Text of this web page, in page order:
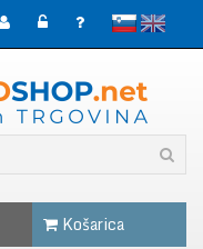
slovenskoEnglish
Košarica